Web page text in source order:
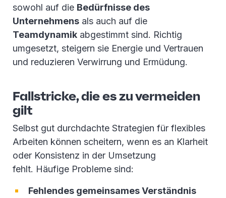
sowohl auf die Bedürfnisse des
Unternehmens als auch auf die
Teamdynamik abgestimmt sind. Richtig
umgesetzt, steigern sie Energie und Vertrauen
und reduzieren Verwirrung und Ermüdung.
Fallstricke, die es zu vermeiden
gilt
Selbst gut durchdachte Strategien für flexibles
Arbeiten können scheitern, wenn es an Klarheit
oder Konsistenz in der Umsetzung
fehlt. Häufige Probleme sind:
Fehlendes gemeinsames Verständnis